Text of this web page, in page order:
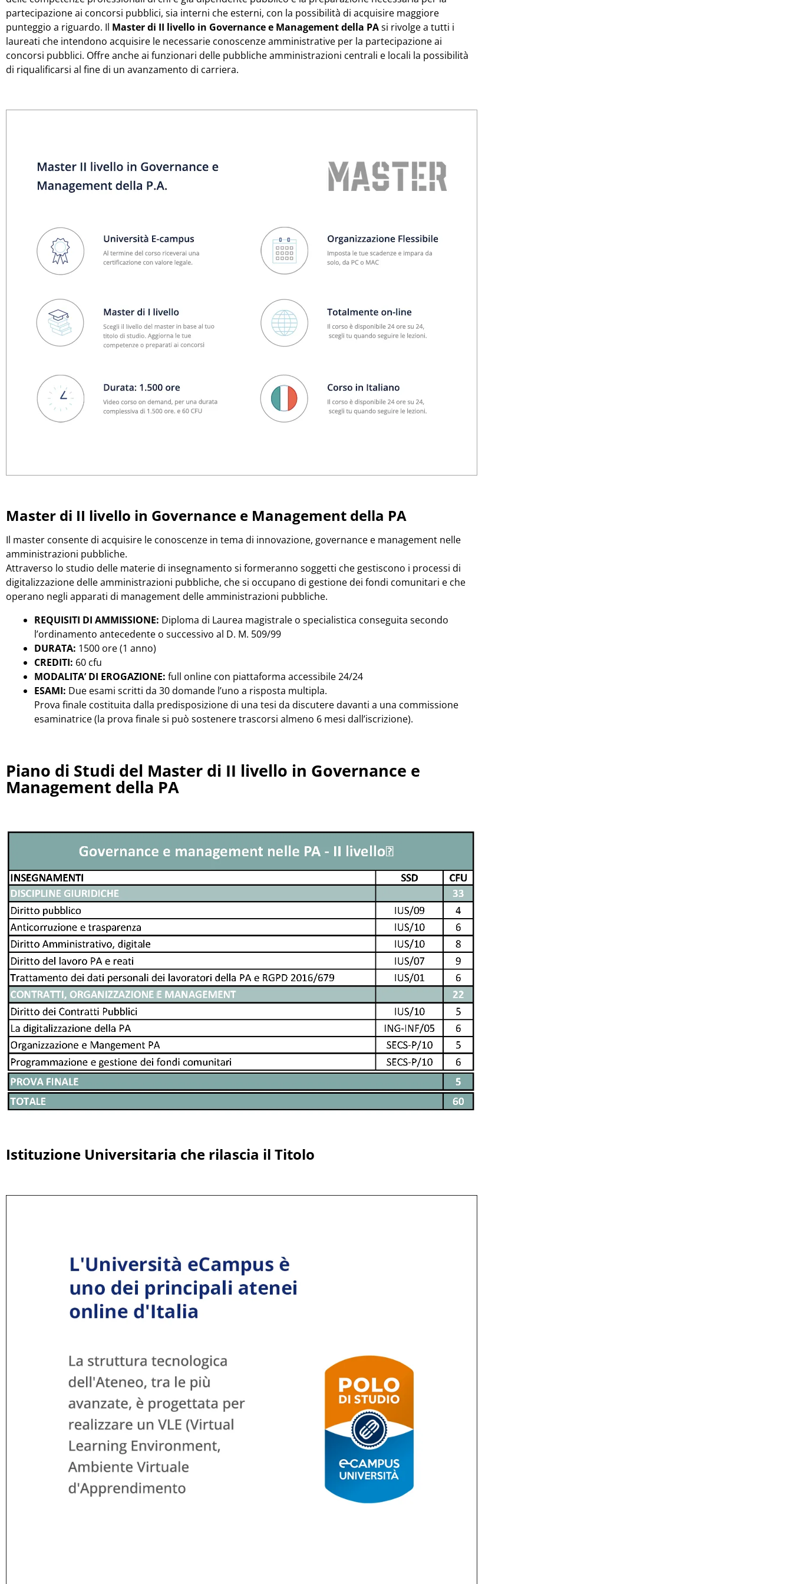
partecipazione ai concorsi pubblici, sia interni che esterni, con la possibilità di acquisire maggiore
punteggio a riguardo. Il Master di II livello in Governance e Management della PAsi rivolge a tutti i
laureati che intendono acquisire le necessarie conoscenze amministrative per la partecipazione ai
concorsi pubblici. Offre anche ai funzionari delle pubbliche amministrazioni centrali e locali la possibilità
di riqualificarsi al fine di un avanzamento di carriera.
Master di II livello in Governance e Management della PA
Il master consente di acquisire le conoscenze in tema di innovazione, governance e management nelle
amministrazioni pubbliche.
Attraverso lo studio delle materie di insegnamento si formeranno soggetti che gestiscono i processi di
digitalizzazione delle amministrazioni pubbliche, che si occupano di gestione dei fondi comunitari e che
operano negli apparati di management delle amministrazioni pubbliche.
REQUISITI DI AMMISSIONE: Diploma di Laurea magistrale o specialistica conseguita secondo
l’ordinamento antecedente o successivo al D. M. 509/99
DURATA: 1500 ore (1 anno)
CREDITI: 60 cfu
MODALITA’ DI EROGAZIONE: full online con piattaforma accessibile 24/24
ESAMI: Due esami scritti da 30 domande l’uno a risposta multipla.
Prova finale costituita dalla predisposizione di una tesi da discutere davanti a una commissione
esaminatrice (la prova finale si può sostenere trascorsi almeno 6 mesi dall’iscrizione).
Piano di Studi del Master di II livello in Governance e
Management della PA
Istituzione Universitaria che rilascia il Titolo